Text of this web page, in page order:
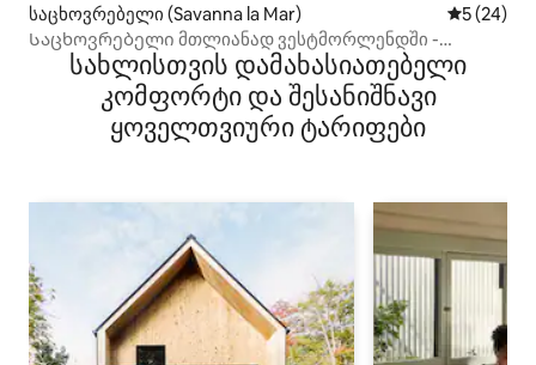
საცხოვრებელი (Savanna la Mar) საშუალო
5 (24)
Საცხოვრებელი მთლიანად ვესტმორლენდში -
„რაღაც ლურჯი“
სახლისთვის დამახასიათებელი
კომფორტი და შესანიშნავი
ყოველთვიური ტარიფები